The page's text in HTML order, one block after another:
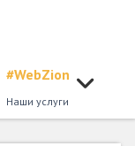
#WebZion
Наши услуги